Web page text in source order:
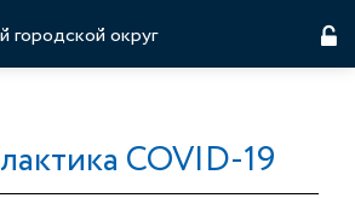
городской округ
COVID-19